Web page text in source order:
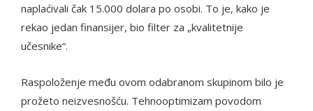
naplaćivali čak 15.000 dolara po osobi. To je, kako je
rekao jedan finansijer, bio filter za „kvalitetnije
učesnike“.
Raspoloženje među ovom odabranom skupinom bilo je
prožeto neizvesnošću. Tehnooptimizam povodom